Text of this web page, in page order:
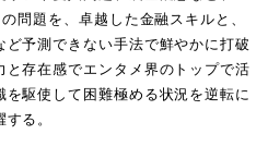
問題を、卓越した金融スキルと、
予測できない手法で鮮やかに打破
と存在感でエンタメ界のトップで活
駆使して困難極める状況を逆転に
る。